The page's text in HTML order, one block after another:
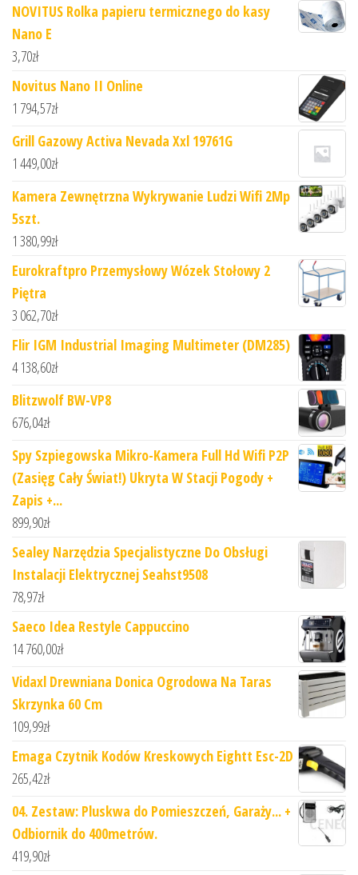
NOVITUS Rolka papieru termicznego do kasy
Nano E
3,70zł
Novitus Nano II Online
1 794,57zł
Grill Gazowy Activa Nevada Xxl 19761G
1 449,00zł
Kamera Zewnętrzna Wykrywanie Ludzi Wifi 2Mp
5szt.
1 380,99zł
Eurokraftpro Przemysłowy Wózek Stołowy 2
Piętra
3 062,70zł
Flir IGM Industrial Imaging Multimeter (DM285)
4 138,60zł
Blitzwolf BW-VP8
676,04zł
Spy Szpiegowska Mikro-Kamera Full Hd Wifi P2P
(Zasięg Cały Świat!) Ukryta W Stacji Pogody +
Zapis +...
899,90zł
Sealey Narzędzia Specjalistyczne Do Obsługi
Instalacji Elektrycznej Seahst9508
78,97zł
Saeco Idea Restyle Cappuccino
14 760,00zł
Vidaxl Drewniana Donica Ogrodowa Na Taras
Skrzynka 60 Cm
109,99zł
Emaga Czytnik Kodów Kreskowych Eightt Esc-2D
265,42zł
04. Zestaw: Pluskwa do Pomieszczeń, Garaży... +
Odbiornik do 400metrów.
419,90zł